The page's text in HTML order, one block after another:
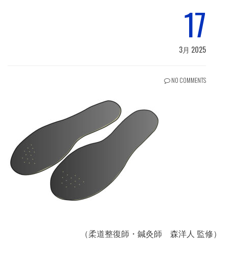
17
3月 2025
NO COMMENTS
（柔道整復師・鍼灸師 森洋人 監修）